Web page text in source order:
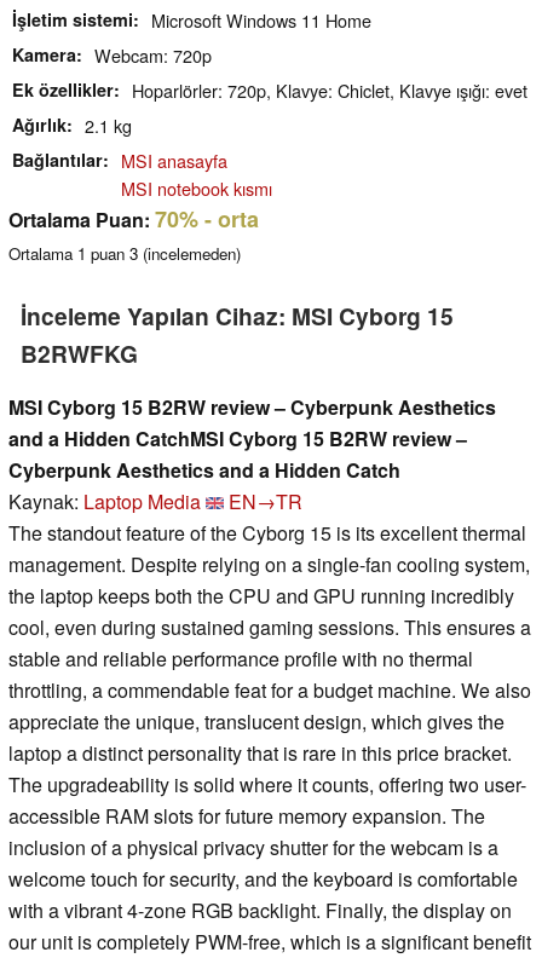
İşletim sistemi Microsoft Windows 11 Home
Kamera Webcam: 720p
Ek özellikler Hoparlörler: 720p, Klavye: Chiclet, Klavye ışığı: evet
Ağırlık 2.1 kg
Bağlantılar
MSI anasayfa
MSI notebook kısmı
Ortalama Puan: 70%- orta
Ortalama 1 puan 3 (incelemeden)
İnceleme Yapılan Cihaz: MSI Cyborg 15
B2RWFKG
MSI Cyborg 15 B2RW review – Cyberpunk Aesthetics
and a Hidden CatchMSI Cyborg 15 B2RW review –
Cyberpunk Aesthetics and a Hidden Catch
Kaynak: Laptop Media
EN→TR
The standout feature of the Cyborg 15 is its excellent thermal
management. Despite relying on a single-fan cooling system,
the laptop keeps both the CPU and GPU running incredibly
cool, even during sustained gaming sessions. This ensures a
stable and reliable performance profile with no thermal
throttling, a commendable feat for a budget machine. We also
appreciate the unique, translucent design, which gives the
laptop a distinct personality that is rare in this price bracket.
The upgradeability is solid where it counts, offering two user-
accessible RAM slots for future memory expansion. The
inclusion of a physical privacy shutter for the webcam is a
welcome touch for security, and the keyboard is comfortable
with a vibrant 4-zone RGB backlight. Finally, the display on
our unit is completely PWM-free, which is a significant benefit